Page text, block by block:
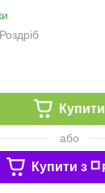
Роздріб
Купити
або
Купити з